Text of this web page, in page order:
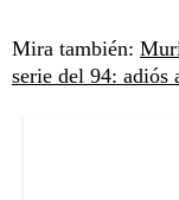
Mira también:
serie del 94: adiós